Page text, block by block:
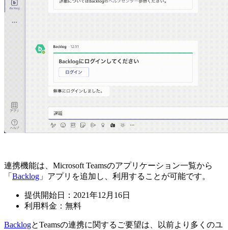
連携機能は、Microsoft Teamsのアプリケーション一覧から
「 Backlog 」アプリを追加し、利用することが可能です。
提供開始日：2021年12月16日
利用料金：無料
BacklogとTeamsの連携に関するご要望は、以前より多くのユ